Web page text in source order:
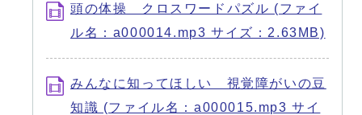
頭の体操 クロスワードパズル (ファイ
ル名：a000014.mp3 サイズ：2.63MB)
みんなに知ってほしい 視覚障がいの豆
知識 (ファイル名：a000015.mp3 サイ